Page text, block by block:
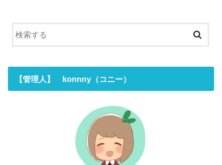
【管理人】 konnny（コニー）